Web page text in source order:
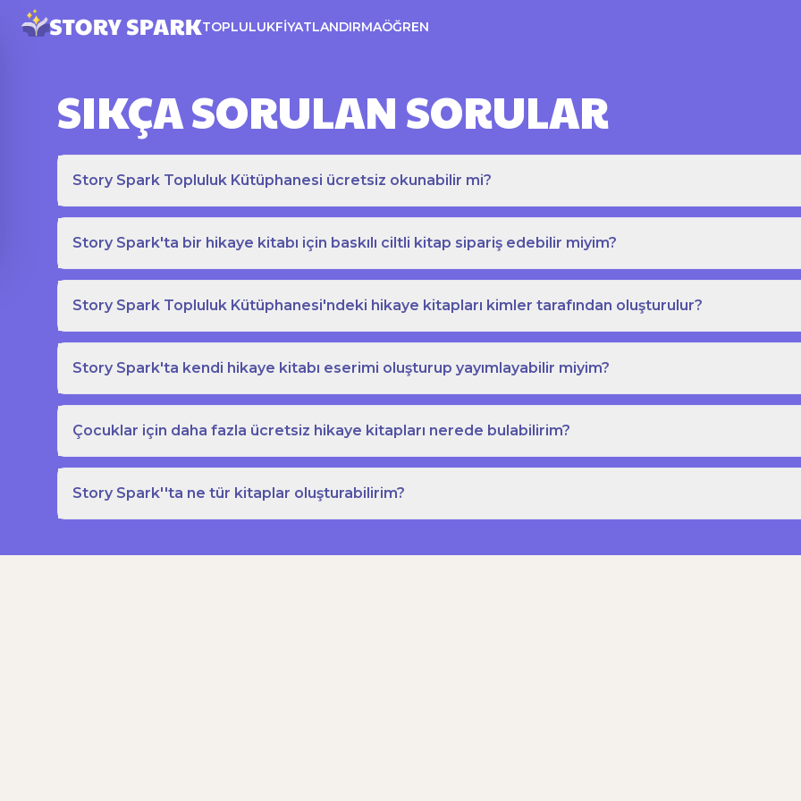
TOPLULUKFIYATLANDIRMAÖĞREN
SIKÇA SORULAN SORULAR
Story Spark Topluluk Kütüphanesi ücretsiz okunabilir mi?
Story Spark'ta bir hikaye kitabı için baskılı ciltli kitap sipariş edebilir miyim?
Story Spark Topluluk Kütüphanesi'ndeki hikaye kitapları kimler tarafından oluşturulur?
Story Spark'ta kendi hikaye kitabı eserimi oluşturup yayımlayabilir miyim?
Çocuklar için daha fazla ücretsiz hikaye kitapları nerede bulabilirim?
Story Spark''ta ne tür kitaplar oluşturabilirim?